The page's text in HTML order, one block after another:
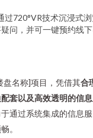
过720°VR技术沉浸式
问，并可一键预约线
盘名称]项目，凭借其合
套以及高效透明的信
通过系统集成的信息服
。